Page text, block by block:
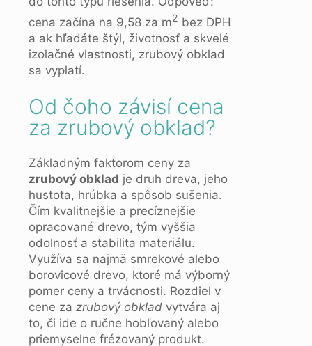
cena začína na 9,58 za m2 bez DPH
a ak hľadáte štýl, životnosť a skvelé
izolačné vlastnosti, zrubový obklad
sa vyplatí.
Od čoho závisí cena
za zrubový obklad?
Základným faktorom ceny za
zrubový obklad je druh dreva, jeho
hustota, hrúbka a spôsob sušenia.
Čím kvalitnejšie a precíznejšie
opracované drevo, tým vyššia
odolnosť a stabilita materiálu.
Využíva sa najmä smrekové alebo
borovicové drevo, ktoré má výborný
pomer ceny a trvácnosti. Rozdiel v
cene za zrubový obklad vytvára aj
to, či ide o ručne hobľovaný alebo
priemyselne frézovaný produkt.